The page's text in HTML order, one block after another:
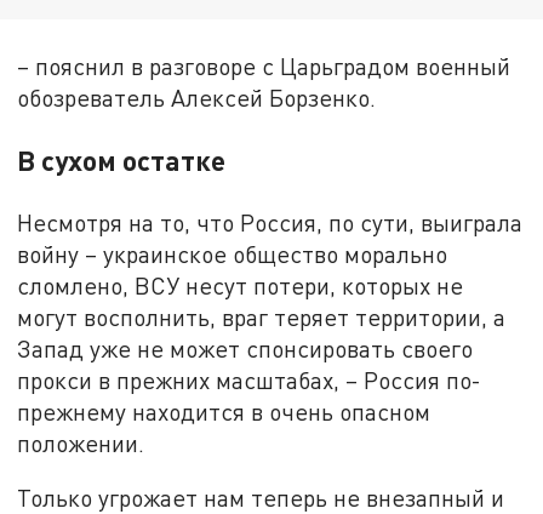
– пояснил в разговоре с Царьградом военный
обозреватель Алексей Борзенко.
В сухом остатке
Несмотря на то, что Россия, по сути, выиграла
войну – украинское общество морально
сломлено, ВСУ несут потери, которых не
могут восполнить, враг теряет территории, а
Запад уже не может спонсировать своего
прокси в прежних масштабах, – Россия по-
прежнему находится в очень опасном
положении.
Только угрожает нам теперь не внезапный и